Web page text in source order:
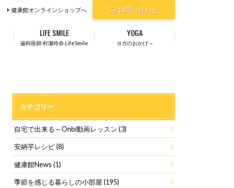
お問い合わせ
健康館オンラインショップへ
歯科医師 村瀬玲奈 LifeSmile
LIFE SMILE
ヨガのおかげ～
YOGA
カテゴリー
自宅で出来る～Onbi動画レッスン(3)
安納芋レシピ(8)
健康館News(1)
季節を感じる暮らしの小部屋(195)